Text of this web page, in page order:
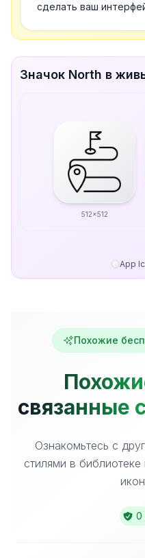
сделать ваш
Значок North в
512x512
App
Похожие
связанные
Ознакомьтесь с
стилями в
0